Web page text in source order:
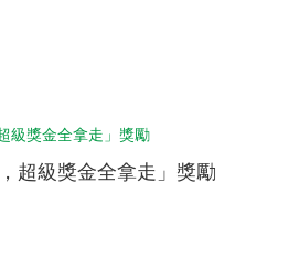
超級獎金全拿走」獎勵